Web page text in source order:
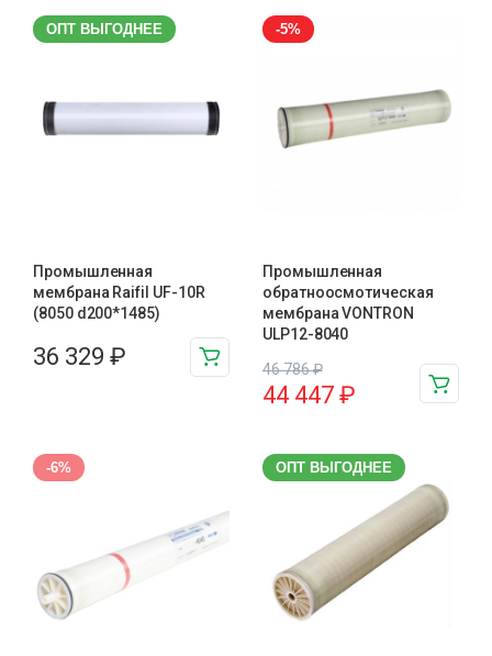
ОПТ ВЫГОДНЕЕ
Промышленная
мембрана Raifil UF-10R
(8050 d200*1485)
36 329 ₽
-5%
Промышленная
обратноосмотическая
мембрана VONTRON
ULP12-8040
46 786₽
44 447 ₽
-6% ОПТ ВЫГОДНЕЕ